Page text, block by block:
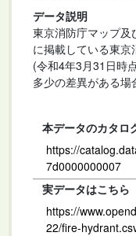
データ説明
東京消防庁マップ
に掲載している東京
(令和4年3月31日時
多少の差異がある場
本データのカタロ
https://
7d0000000007
実データはこちら
https://
22/fire-